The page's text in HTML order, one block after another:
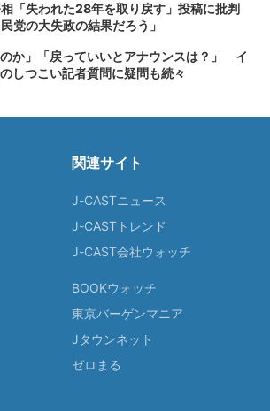
「失われた28年を取り戻す」投稿に批判
党の大失政の結果だろう」
のか」「戻っていいとアナウンスは？」 イ
しつこい記者質問に疑問も続々
関連サイト
J-CASTニュース
J-CASTトレンド
J-CAST会社ウォッチ
BOOKウォッチ
東京バーゲンマニア
Jタウンネット
ゼロまる